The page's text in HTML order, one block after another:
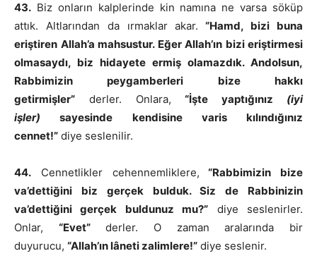
43. Biz onların kalplerinde kin namına ne varsa söküp
attık. Altlarından da ırmaklar akar. “Hamd, bizi buna
eriştiren Allah’a mahsustur. Eğer Allah’ın bizi eriştirmesi
olmasaydı, biz hidayete ermiş olamazdık. Andolsun,
Rabbimizin peygamberleri bize hakkı
getirmişler” derler. Onlara,“İşte yaptığınız (iyi
işler) sayesinde kendisine varis kılındığınız
cennet!” diye seslenilir.
44. Cennetlikler cehennemliklere, “Rabbimizin bize
va’dettiğini biz gerçek bulduk. Siz de Rabbinizin
va’dettiğini gerçek buldunuz mu?” diye seslenirler.
Onlar, “Evet”derler. O zaman aralarında bir
duyurucu, “Allah’ın lâneti zalimlere!” diye seslenir.